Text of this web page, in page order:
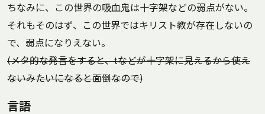
ちなみに、この世界の吸血鬼は十字架などの弱点がない。
それもそのはず、この世界ではキリスト教が存在しないの
で、弱点になりえない。
(メタ的な発言をすると、tなどが十字架に見えるから使え
ないみたいになると面倒なので)
言語